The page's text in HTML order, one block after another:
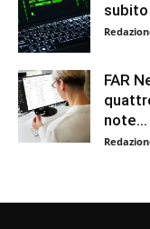
FAR
note...